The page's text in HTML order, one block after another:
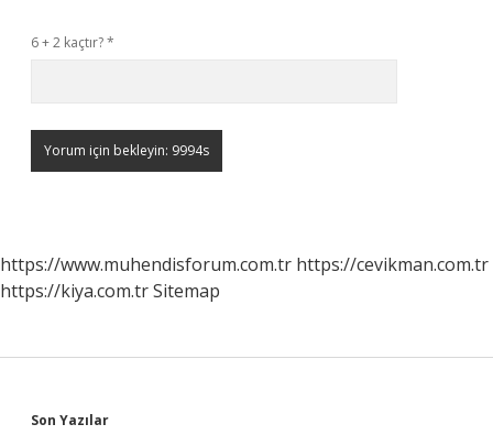
6 + 2 kaçtır?*
https://www.muhendisforum.com.tr https://cevikman.com.tr
https://kiya.com.trSitemap
Son Yazılar